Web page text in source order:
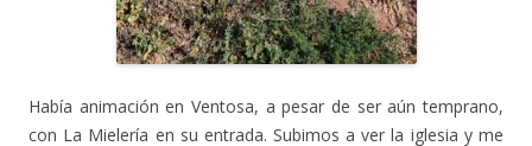
Había animación en Ventosa, a pesar de ser aún temprano,
con La Mielería en su entrada. Subimos a ver la iglesia y me